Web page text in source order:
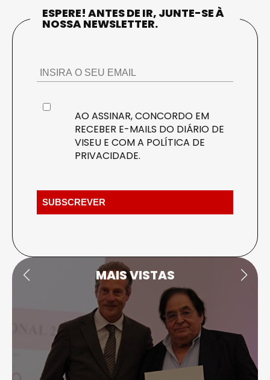
ESPERE! ANTES DE IR, JUNTE-SE À
NOSSA NEWSLETTER.
AO ASSINAR, CONCORDO EM
RECEBER E-MAILS DO DIÁRIO DE
VISEU E COM A POLÍTICA DE
PRIVACIDADE.
MAIS VISTAS